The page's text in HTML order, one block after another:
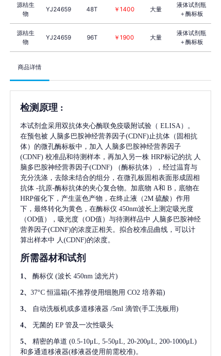
源桔生
物
YJ24659 48T ￥1400 大量
液体试剂瓶
＋酶标板
源桔生
物
YJ24659 96T ￥1900 大量
液体试剂瓶
＋酶标板
商品详情
检测原理 :
本试剂盒采用双抗体夹心酶联免疫吸附试验（ ELISA）。
在预包被 人脑多巴胺神经营养因子(CDNF) 止抗体（固相抗
体）的微孔酶标板中，加入
人脑多巴胺神经营养因子
(CDNF) 校准品和待测样本，再加入另一株 HRP标记的抗 人
脑多巴胺神经营养因子(CDNF)
（酶标抗体），经过温育与
充分洗涤，去除未结合的组分，在微孔板固相表面形成固相
抗体 -抗原-酶标抗体的夹心复合物。加底物 A和 B，底物在
HRP催化下，产生蓝色产物，在终止液（2M 硫酸）作用
下，最终转化为黄色，在酶标仪 450nm波长上测定吸光度
（OD值），吸光度（OD值）与待测样品中 人脑多巴胺神经
营养因子(CDNF)的浓度正相关。拟合校准品曲线，可以计
算出样本中 人(CDNF)的浓度。
所需器材和试剂
1、 酶标仪 (波长 450nm 滤光片)
2、 37°C 恒温箱(不推荐使用细胞用 CO2 培养箱)
3、 自动洗板机或多道移液器 /5ml 滴管(手工洗板用)
4、 无菌的 EP 管及一次性吸头
5、 精密的单道 (0.5-10μL, 5-50μL, 20-200μL, 200-1000μL)
和多通道移液器(移液器使用前需校准)。